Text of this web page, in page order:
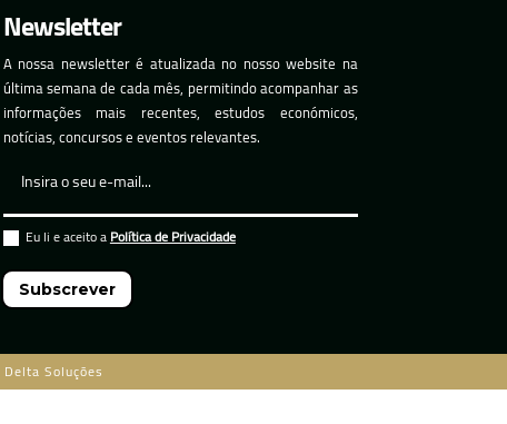
Newsletter
A nossa newsletter é atualizada no nosso website na
última semana de cada mês, permitindo acompanhar as
informações mais recentes, estudos económicos,
notícias, concursos e eventos relevantes.
Eu li e aceito aPolítica de Privacidade
Subscrever
Delta Soluções